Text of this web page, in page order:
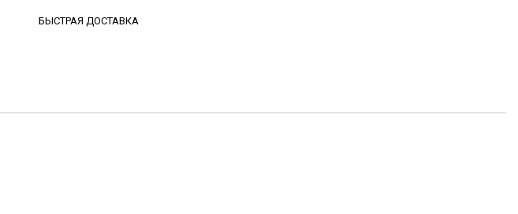
БЫСТРАЯ ДОСТАВКА